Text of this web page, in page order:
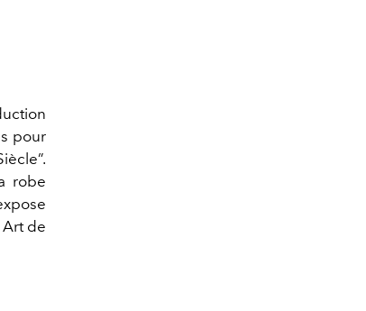
pour
robe
de